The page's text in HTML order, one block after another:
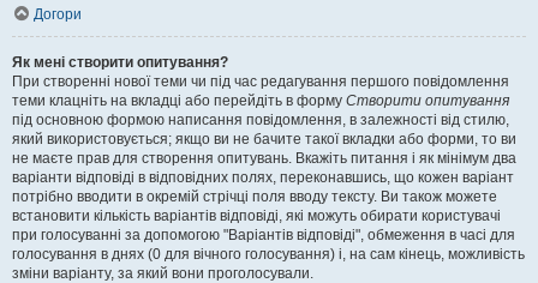
Догори
Як мені створити опитування?
При створенні нової теми чи під час редагування першого повідомлення
теми клацніть на вкладці або перейдіть в форму Створити опитування
під основною формою написання повідомлення, в залежності від стилю,
який використовується; якщо ви не бачите такої вкладки або форми, то ви
не маєте прав для створення опитувань. Вкажіть питання і як мінімум два
варіанти відповіді в відповідних полях, переконавшись, що кожен варіант
потрібно вводити в окремій стрічці поля вводу тексту. Ви також можете
встановити кількість варіантів відповіді, які можуть обирати користувачі
при голосуванні за допомогою "Варіантів відповіді", обмеження в часі для
голосування в днях (0 для вічного голосування) і, на сам кінець, можливість
зміни варіанту, за який вони проголосували.